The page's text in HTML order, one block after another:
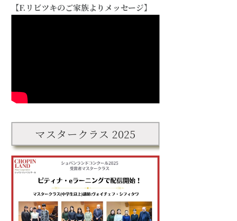
お知らせ
【F.リビツキのご家族よりメッセージ】
マスタークラス 2025